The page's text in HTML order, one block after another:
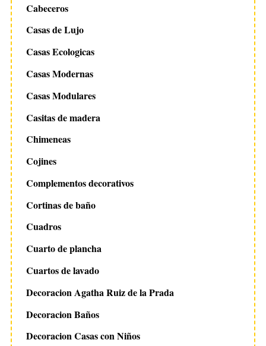
Cabeceros
Casas de Lujo
Casas Ecologicas
Casas Modernas
Casas Modulares
Casitas de madera
Chimeneas
Cojines
Complementos decorativos
Cortinas de baño
Cuadros
Cuarto de plancha
Cuartos de lavado
Decoracion Agatha Ruiz de la Prada
Decoracion Baños
Decoracion Casas con Niños